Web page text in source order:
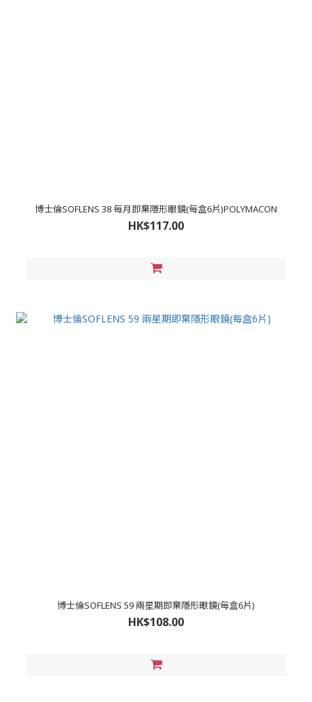
博士倫SOFLENS 38 每月即棄隱形眼鏡(每盒6片)POLYMACON
HK$117.00
博士倫SOFLENS 59 兩星期即棄隱形眼鏡(每盒6片)
HK$108.00